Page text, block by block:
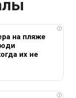
i
на пляже
их не
i